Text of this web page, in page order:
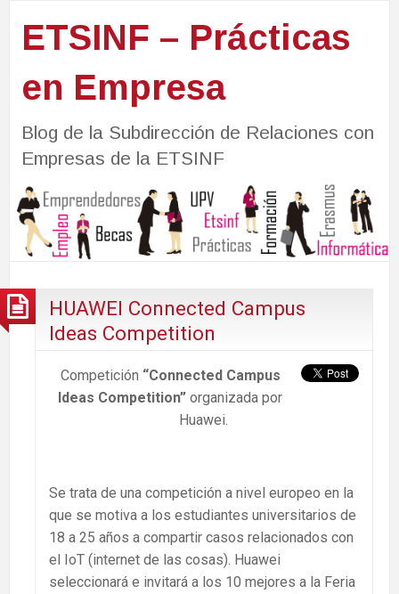
ETSINF – Prácticas
en Empresa
Blog de la Subdirección de Relaciones con
Empresas de la ETSINF
HUAWEI Connected Campus
Ideas Competition
Competición “Connected Campus
Ideas Competition”organizada por
Huawei.
Se trata de una competición a nivel europeo en la
que se motiva a los estudiantes universitarios de
18 a 25 años a compartir casos relacionados con
el IoT (internet de las cosas). Huawei
seleccionará e invitará a los 10 mejores a la Feria